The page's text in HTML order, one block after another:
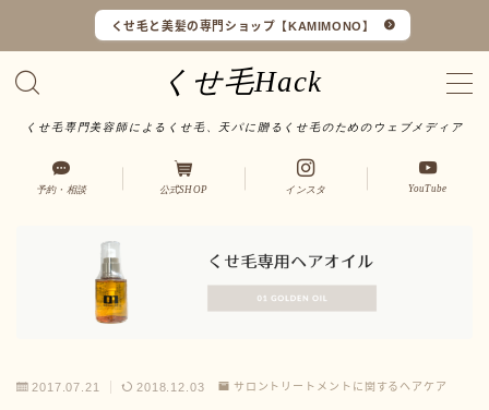
くせ毛と美髪の専門ショップ【KAMIMONO】
くせ毛Hack
くせ毛専門美容師によるくせ毛、天パに贈るくせ毛のためのウェブメディア
口コミ一覧
オンラインショップ
サイトマップ
予約・相談 公式SHOP インスタ YouTube
2017.07.21 2018.12.03 サロントリートメントに関するヘアケア